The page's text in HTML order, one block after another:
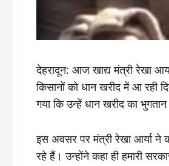
देहरादून: आज खाद्य मंत्री रेखा
किसानों को धान खरीद में आ रही
गया कि उन्हें धान खरीद का
इस अवसर पर मंत्री रेखा आर्या ने
रहे हैं। उन्होंने कहा ही हमारी